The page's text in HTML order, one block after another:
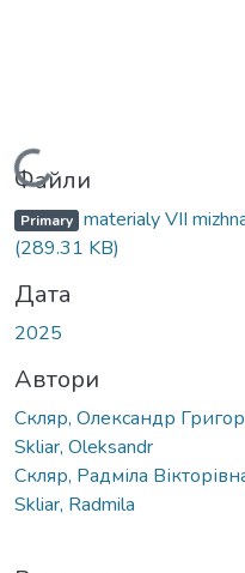
Вантажиться...
Файли
Primary materialy VІІ
(289.31 KB)
Дата
2025
Автори
Скляр, Олександр
Skliar, Oleksandr
Скляр, Радміла
Skliar, Radmila